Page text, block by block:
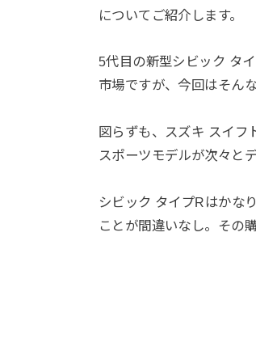
についてご紹介します。
5代目の新型シビック タ
市場ですが、今回はそん
図らずも、スズキ スイ
スポーツモデルが次々と
シビック タイプRはかな
ことが間違いなし。その